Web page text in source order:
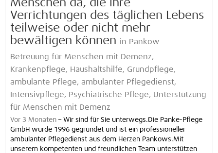
Menschen da, die ihre
Verrichtungen des täglichen Lebens
teilweise oder nicht mehr
bewältigen können in Pankow
Betreuung für Menschen mit Demenz,
Krankenpflege, Haushaltshilfe, Grundpflege,
ambulante Pflege, ambulanter Pflegedienst,
Intensivpflege, Psychiatrische Pflege, Unterstützung
für Menschen mit Demenz
Vor 3 Monaten – Wir sind für Sie unterwegs.Die Panke-Pflege
GmbH wurde 1996 gegründet und ist ein professioneller
ambulanter Pflegedienst aus dem Herzen Pankows.Mit
unserem kompetenten und freundlichen Team unterstützen